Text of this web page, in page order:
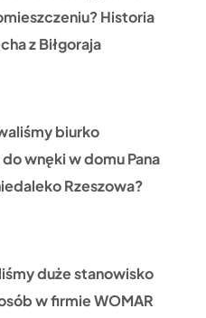
Historia
z Biłgoraja
biurko
wnęki w domu Pana
Rzeszowa?
duże stanowisko
w firmie WOMAR